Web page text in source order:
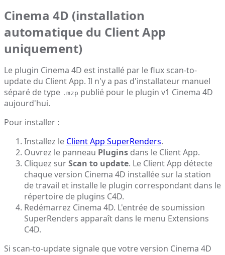
Cinema 4D (installation
automatique du Client App
uniquement)
Le plugin Cinema 4D est installé par le flux scan-to-
update du Client App. Il n'y a pas d'installateur manuel
séparé de type .mzp publié pour le plugin v1 Cinema 4D
aujourd'hui.
Pour installer :
Installez le Client App SuperRenders.
Ouvrez le panneau Plugins dans le Client App.
Cliquez surScan to update. Le Client App détecte
chaque version Cinema 4D installée sur la station
de travail et installe le plugin correspondant dans le
répertoire de plugins C4D.
Redémarrez Cinema 4D. L'entrée de soumission
SuperRenders apparaît dans le menu Extensions
C4D.
Si scan-to-update signale que votre version Cinema 4D